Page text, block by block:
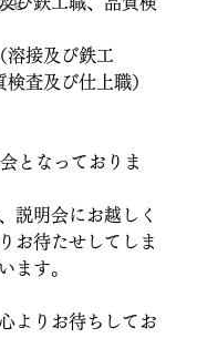
せ
溶接及び鉄工
査及び仕上職）
となっておりま
説明会にお越しく
お待たせしてしま
ます。
よりお待ちしてお